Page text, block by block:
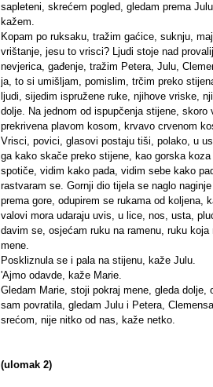
sapleteni, skrećem pogled, gledam prema
kažem.
Kopam po ruksaku, tražim gaćice, suknju,
vrištanje, jesu to vrisci? Ljudi stoje nad
nevjerica, gađenje, tražim Petera, Julu,
ja, to si umišljam, pomislim, trčim preko
ljudi, sijedim ispružene ruke, njihove vriske,
dolje. Na jednom od ispupčenja stijene,
prekrivena plavom kosom, krvavo crvenom
Vrisci, povici, glasovi postaju tiši, polako, u
ga kako skače preko stijene, kao gorska
spotiče, vidim kako pada, vidim sebe kako
rastvaram se. Gornji dio tijela se naglo
prema gore, odupirem se rukama od koljena,
valovi mora udaraju uvis, u lice, nos, usta,
davim se, osjećam ruku na ramenu, ruku
mene.
Poskliznula se i pala na stijenu, kaže Julu.
'Ajmo odavde, kaže Marie.
Gledam Marie, stoji pokraj mene, gleda dolje,
sam povratila, gledam Julu i Petera,
srećom, nije nitko od nas, kaže netko.
(ulomak 2)